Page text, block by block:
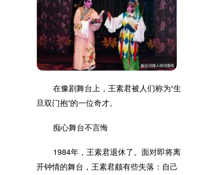
在豫剧舞台上，王素君被人们称为“生
旦双门抱”的一位奇才。
痴心舞台不言悔
1984年，王素君退休了。面对即将离
开钟情的舞台，王素君颇有些失落：自己